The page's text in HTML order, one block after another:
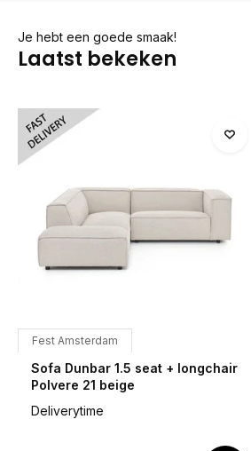
Je hebt een goede smaak!
Laatst bekeken
Fest Amsterdam
Sofa Dunbar 1.5 seat + longchair
Polvere 21 beige
Deliverytime